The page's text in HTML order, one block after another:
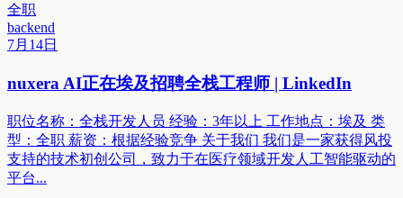
全职
backend
7月14日
nuxera AI正在埃及招聘全栈工程师 | LinkedIn
职位名称：全栈开发人员 经验：3年以上 工作地点：埃及 类
型：全职 薪资：根据经验竞争 关于我们 我们是一家获得风投
支持的技术初创公司，致力于在医疗领域开发人工智能驱动的
平台...